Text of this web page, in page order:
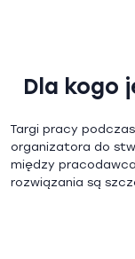
Dla kogo
Targi pracy
organizatora do
między
rozwiązania są